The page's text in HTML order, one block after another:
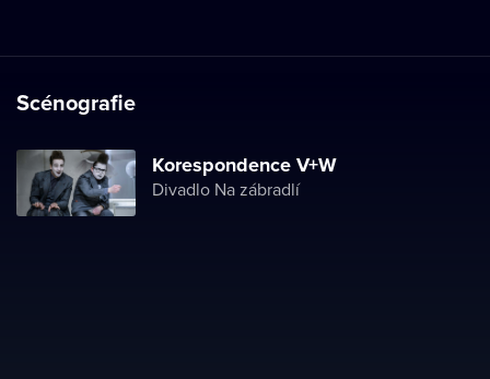
Scénografie
Korespondence V+W
Divadlo Na zábradlí